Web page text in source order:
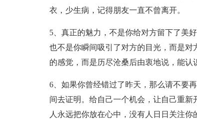
衣，少生病，记得朋友一直不曾离开。
5、真正的魅力，不是你给对方留下了美
也不是你瞬间吸引了对方的目光，而是
的感觉，而是历尽沧桑后由衷地说，能认
6、如果你曾经错过了昨天，那么请不要
间去证明。给自己一个机会，让自己重
人永远把你放在心中，没有人日日关注